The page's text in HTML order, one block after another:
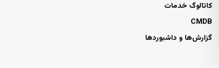
کاتالوگ خدمات
CMDB
گزارش‌ها و داشبوردها